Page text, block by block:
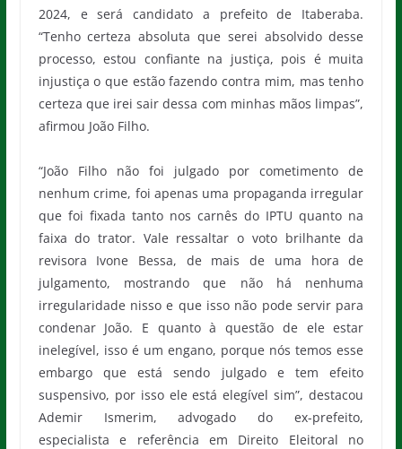
2024, e será candidato a prefeito de Itaberaba.
“Tenho certeza absoluta que serei absolvido desse
processo, estou confiante na justiça, pois é muita
injustiça o que estão fazendo contra mim, mas tenho
certeza que irei sair dessa com minhas mãos limpas”,
afirmou João Filho.
“João Filho não foi julgado por cometimento de
nenhum crime, foi apenas uma propaganda irregular
que foi fixada tanto nos carnês do IPTU quanto na
faixa do trator. Vale ressaltar o voto brilhante da
revisora Ivone Bessa, de mais de uma hora de
julgamento, mostrando que não há nenhuma
irregularidade nisso e que isso não pode servir para
condenar João. E quanto à questão de ele estar
inelegível, isso é um engano, porque nós temos esse
embargo que está sendo julgado e tem efeito
suspensivo, por isso ele está elegível sim”, destacou
Ademir Ismerim, advogado do ex-prefeito,
especialista e referência em Direito Eleitoral no